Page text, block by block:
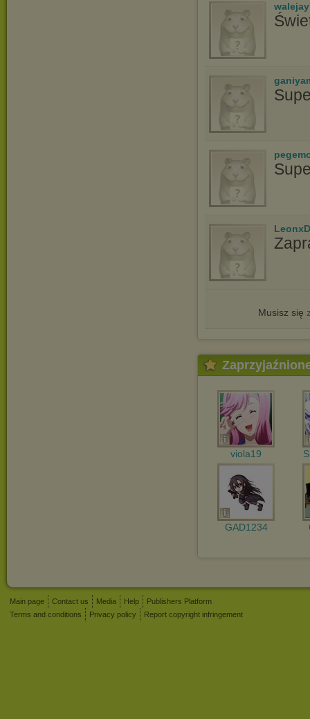
Musisz się
viola19
GAD1234
Main page Contact us Media Help
Publishers Platform
Terms and conditions
Privacy policy Report copyright infringement